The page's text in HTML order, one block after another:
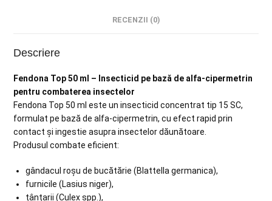
RECENZII (0)
Descriere
Fendona Top 50 ml – Insecticid pe bază de alfa-cipermetrin
pentru combaterea insectelor
Fendona Top 50 ml este un insecticid concentrat tip 15 SC,
formulat pe bază de alfa-cipermetrin, cu efect rapid prin
contact și ingestie asupra insectelor dăunătoare.
Produsul combate eficient:
gândacul roșu de bucătărie (Blattella germanica),
furnicile (Lasius niger),
țânțarii (Culex spp.),